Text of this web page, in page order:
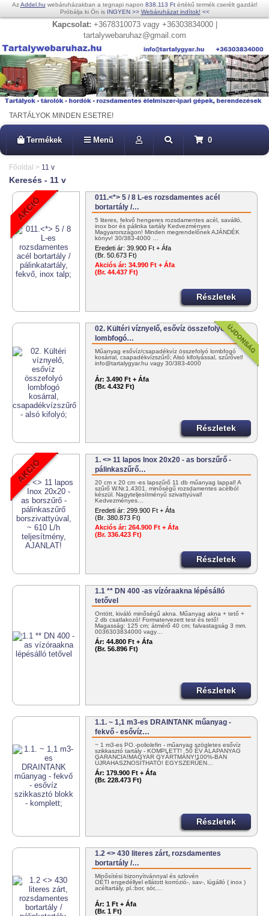
AzAddel.hu webáruházakban a tegnapi napon 838.113 Ftértékű termék cserélt gazdát!
Próbálja ki Ön is INGYEN >> Webáruházat indítok! <<
Kapcsolat: +3678310073 vagy +36303834000 |
tartalywebaruhaz@gmail.com
TARTÁLYOK MINDEN ESETRE!
Termékek Menü 0
Főoldal > 11 v
Keresés - 11 v
011.<*> 5 / 8 L-es rozsdamentes acél
bortartály /…
5 literes, fekvő hengeres rozsdamentes acél, saválló,
inox bor és pálinka tartály Kedvezményes
Magyarországon! Minden megrendelőnek AJÁNDÉK
könyv! 30/383-4000 …
Eredeti ár: 39.900 Ft + Áfa
(Br. 50.673 Ft)
Akciós ár: 34.990 Ft + Áfa
(Br. 44.437 Ft)
Részletek
02. Kültéri víznyelő, esővíz összefolyó
lombfogó…
Műanyag esővíz/csapadékvíz összefolyó lombfogó
kosárral, csapadékvízszűrő; Alsó kifolyással, szűrővel!
info@tartalygyar.hu vagy 30/383-4000
Ár: 3.490 Ft + Áfa
(Br. 4.432 Ft)
Részletek
1. <> 11 lapos Inox 20x20 - as borszűrő -
pálinkaszűrő…
20 cm x 20 cm -es lapszűrő 11 db műanyag lappal! A
szűrő W.Nr.1.4301. minőségű rozsdamentes acélból
készül. Nagyteljesítményű szivattyúval!
Kedvezményes…
Eredeti ár: 299.900 Ft + Áfa
(Br. 380.873 Ft)
Akciós ár: 264.900 Ft + Áfa
(Br. 336.423 Ft)
Részletek
1.1 ** DN 400 -as vízóraakna lépésálló
tetővel
Öntött, kiváló minőségű akna. Műanyag akna + tető +
2 db csatlakozó! Formatervezett test és tető!
Magasság: 125 cm; átmérő 40 cm; falvastagság 3 mm.
0036303834000 vagy…
Ár: 44.800 Ft + Áfa
(Br. 56.896 Ft)
Részletek
1.1. ~ 1,1 m3-es DRAINTANK műanyag -
fekvő - esővíz…
~ 1 m3-es PO.-poliolefin - műanyag szögletes esővíz
szikkasztó tartály - KOMPLETT! 50 ÉV ALAPANYAG
GARANCIA!MAGYAR GYÁRTMÁNY!100%-BAN
ÚJRAHASZNOSÍTHATÓ! EGYSZERŰEN…
Ár: 179.900 Ft + Áfa
(Br. 228.473 Ft)
Részletek
1.2 <> 430 literes zárt, rozsdamentes
bortartály /…
Minősítési bizonyítvánnyal és szlovén
OÉTI engedéllyel ellátott korrózió-, sav-, lúgálló ( inox )
acéltartály, pl.:bor, sör,…
Ár: 1 Ft + Áfa
(Br. 1 Ft)